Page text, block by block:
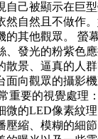
自己被顯示在巨
然自然且不做作
的其他觀眾。 螢
、發光的粉紫色
散景、逼真的人
面向觀眾的攝影
重要的視覺處理
的LED像素紋理
壓縮、模糊的細